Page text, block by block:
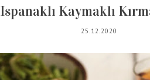
Ispanaklı Kaymaklı
25.12.2020